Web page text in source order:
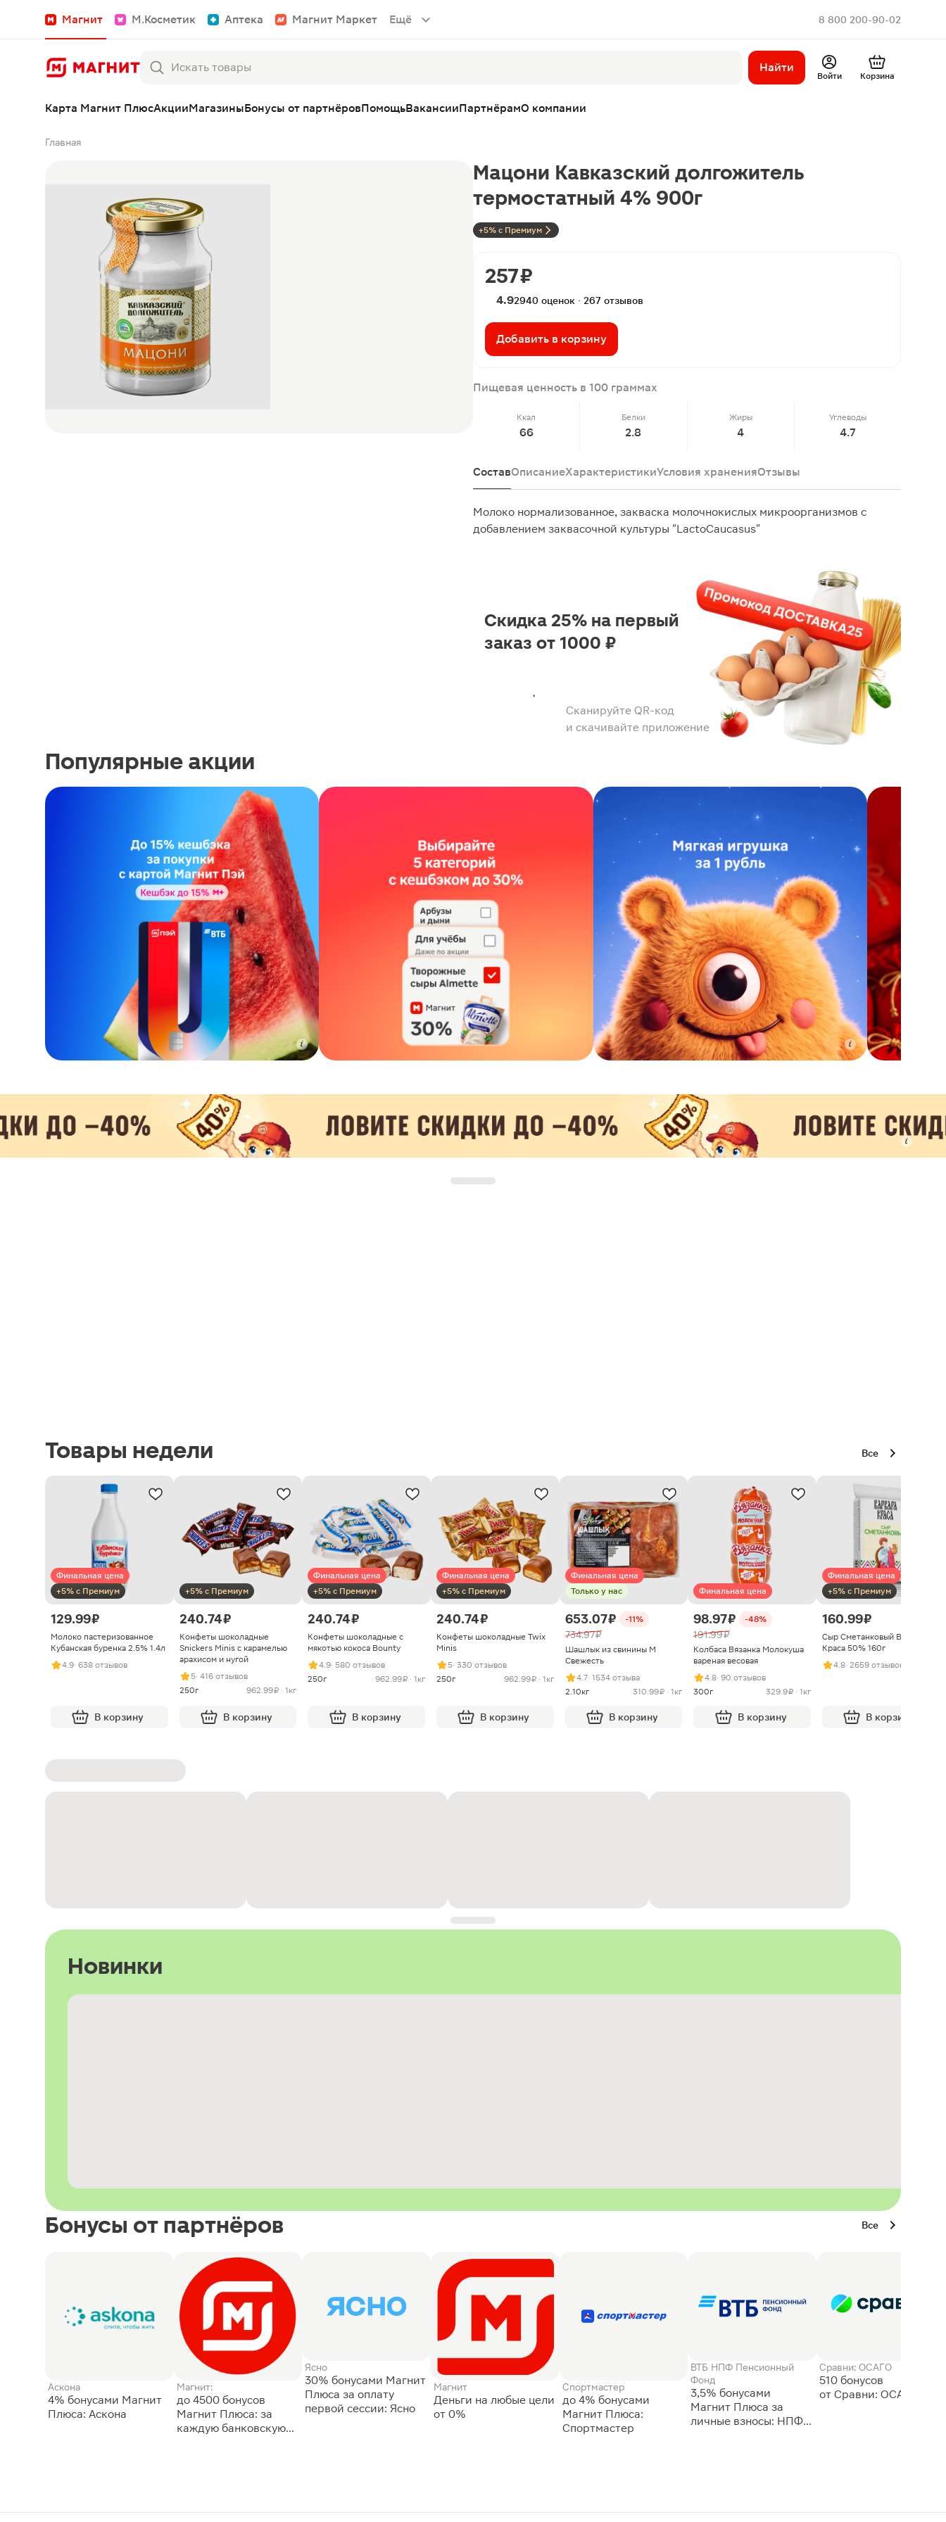
Магнит М.Косметик Аптека Магнит Маркет Ещё 8 800 200-90-02
Найти
Войти Корзина
Карта Магнит ПлюсАкцииМагазиныБонусы от партнёровПомощьВакансииПартнёрамО компании
Главная
+5% с Премиум
Мацони Кавказский долгожитель
термостатный 4% 900г
257 ₽
4.92940 оценок · 267 отзывов
Добавить в корзину
Пищевая ценность в 100 граммах
Ккал
66
Белки
2.8
Жиры
4
Углеводы
4.7
СоставОписаниеХарактеристикиУсловия храненияОтзывы
Молоко нормализованное, закваска молочнокислых микроорганизмов с
добавлением заквасочной культуры "LactoCaucasus"
Сканируйте QR-код
и скачивайте приложение
Скидка 25% на первый
заказ от 1000 ₽
Популярные акции
Товары недели Все
Финальная цена
+5% с Премиум
129.99 ₽
Молоко пастеризованное
Кубанская буренка 2.5% 1.4л
4.9· 638 отзывов
В корзину
+5% с Премиум
240.74 ₽
Конфеты шоколадные
Snickers Minis с карамелью
арахисом и нугой
5· 416 отзывов
250г
962.99 ₽ · 1кг
В корзину
Финальная цена
+5% с Премиум
240.74 ₽
Конфеты шоколадные с
мякотью кокоса Bounty
4.9· 580 отзывов
250г
962.99 ₽ · 1кг
В корзину
Финальная цена
+5% с Премиум
240.74 ₽
Конфеты шоколадные Twix
Minis
5· 330 отзывов
250г
962.99 ₽ · 1кг
В корзину
Финальная цена
Только у нас
653.07 ₽ -11%
734.97 ₽
Шашлык из свинины М
Свежесть
4.7· 1534 отзыва
2.10кг
310.99 ₽ · 1кг
В корзину
Финальная цена
98.97 ₽ -48%
191.99 ₽
Колбаса Вязанка Молокуша
вареная весовая
4.8· 90 отзывов
300г
329.9 ₽ · 1кг
В корзину
Финальная цена
+5% с Премиум
160.99 ₽
Сыр Сметанковый Варвара
Краса 50% 160г
4.8· 2659 отзывов
В корзину
Новинки
Бонусы от партнёров Все
Аскона
4% бонусами Магнит
Плюса: Аскона
Магнит:
до 4500 бонусов
Магнит Плюса: за
каждую банковскую
Ясно
30% бонусами Магнит
Плюса за оплату
первой сессии: Ясно
Магнит
Деньги на любые цели
от 0%
Спортмастер
до 4% бонусами
Магнит Плюса:
Спортмастер
ВТБ НПФ Пенсионный
Фонд
3,5% бонусами
Магнит Плюса за
личные взносы: НПФ
Сравни: ОСАГО
510 бонусов